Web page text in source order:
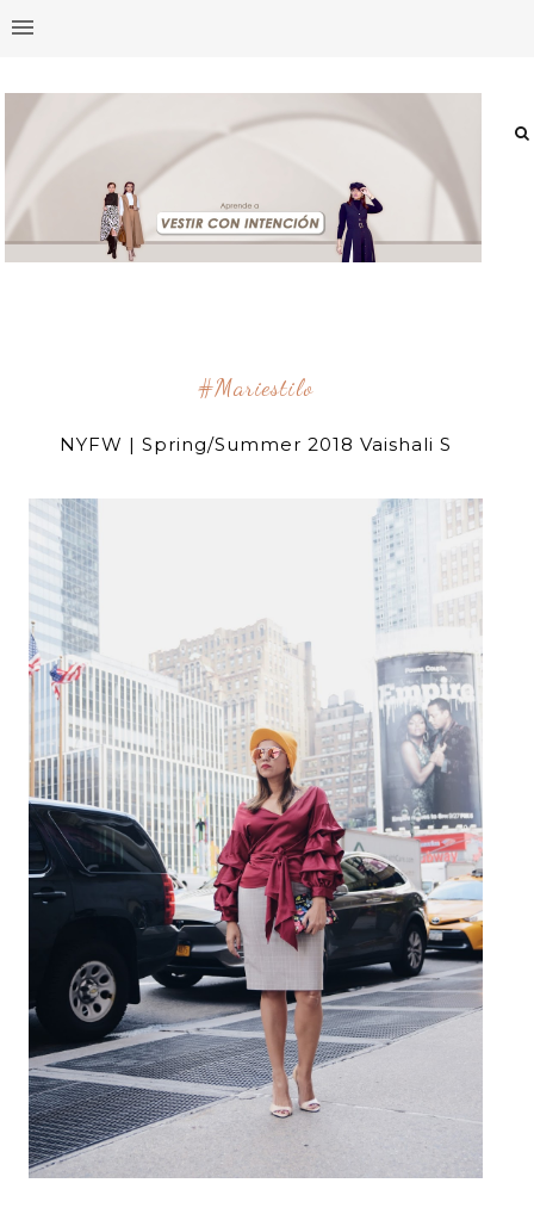
#mariestilo
NYFW | Spring/Summer 2018 Vaishali S